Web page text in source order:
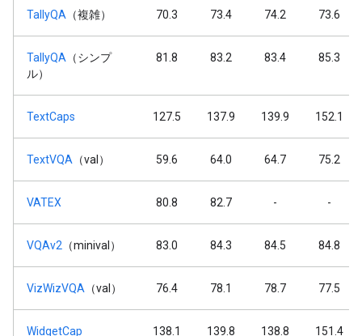
TallyQA （複雑） 70.3 73.4 74.2 73.6
TallyQA （シンプ
ル）
81.8 83.2 83.4 85.3
TextCaps 127.5 137.9 139.9 152.1
TextVQA （val） 59.6 64.0 64.7 75.2
VATEX 80.8 82.7 - -
VQAv2 （minival） 83.0 84.3 84.5 84.8
VizWizVQA （val） 76.4 78.1 78.7 77.5
WidgetCap 138.1 139.8 138.8 151.4